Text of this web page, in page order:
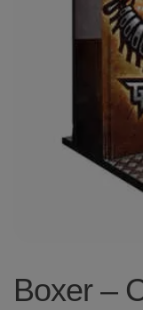
Boxer –